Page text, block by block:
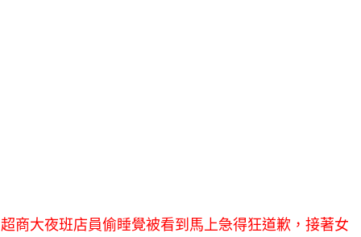
超商大夜班店員偷睡覺被看到馬上急得狂道歉，接著女